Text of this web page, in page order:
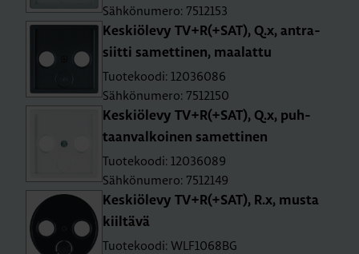
Sähkönumero: 7512153
Kes­kiö­le­vy TV+R(+SAT), Q.x, ant­ra­
siit­ti sa­met­ti­nen, maa­lat­tu
Tuotekoodi: 12036086
Sähkönumero: 7512150
Kes­kiö­le­vy TV+R(+SAT), Q.x, puh­
taan­val­koi­nen sa­met­ti­nen
Tuotekoodi: 12036089
Sähkönumero: 7512149
Kes­kiö­le­vy TV+R(+SAT), R.x, musta
kiil­tä­vä
Tuotekoodi: WLF1068BG